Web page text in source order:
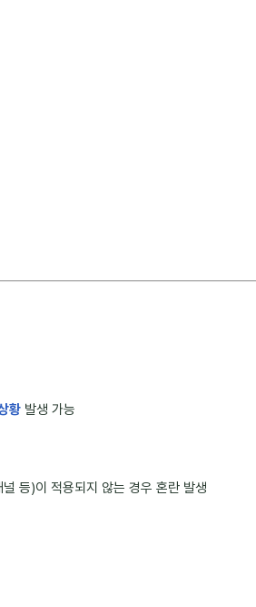
황 발생 가능
등)이 적용되지 않는 경우 혼란 발생